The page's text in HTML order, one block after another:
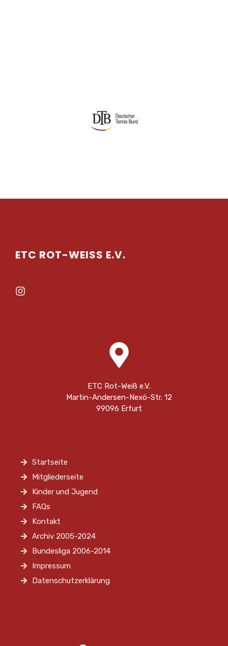
ETC ROT-WEISS E.V.
ETC Rot-Weiß e.V.
Martin-Andersen-Nexö-Str. 12
99096 Erfurt
Startseite
Mitgliederseite
Kinder und Jugend
FAQs
Kontakt
Archiv 2005-2024
Bundesliga 2006-2014
Impressum
Datenschutzerklärung